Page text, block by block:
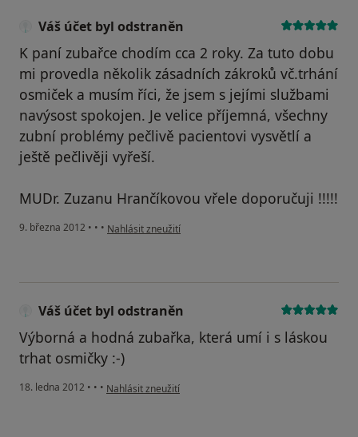
Váš účet byl odstraněn
K paní zubařce chodím cca 2 roky. Za tuto dobu
mi provedla několik zásadních zákroků vč.trhání
osmiček a musím říci, že jsem s jejími službami
navýsost spokojen. Je velice příjemná, všechny
zubní problémy pečlivě pacientovi vysvětlí a
ještě pečlivěji vyřeší.
MUDr. Zuzanu Hrančíkovou vřele doporučuji !!!!!
9. března 2012 • • • podle názoru uživatele Váš účet byl odstraněn
Nahlásit zneužití
Váš účet byl odstraněn
Výborná a hodná zubařka, která umí i s láskou
trhat osmičky :-)
18. ledna 2012 • • • podle názoru uživatele Váš účet byl odstraněn
Nahlásit zneužití